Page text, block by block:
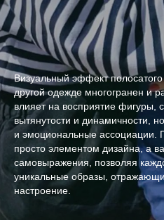
Визуальный эффект
другой одежде многогранен и
влияет на восприятие фигуры,
вытянутости и динамичности,
и эмоциональные ассоциации.
просто элементом дизайна, а
самовыражения, позволяя
уникальные образы,
настроение.